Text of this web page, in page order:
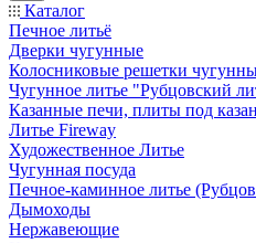
Каталог
Печное литьё
Дверки чугунные
Колосниковые решетки
Чугунное литье "Рубцовский
Казанные печи, плиты под
Литье Fireway
Художественное Литье
Чугунная посуда
Печное-каминное литье
Дымоходы
Нержавеющие